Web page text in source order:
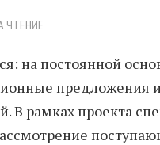
ЧТЕНИЕ
на постоянной
предложения
В рамках проекта